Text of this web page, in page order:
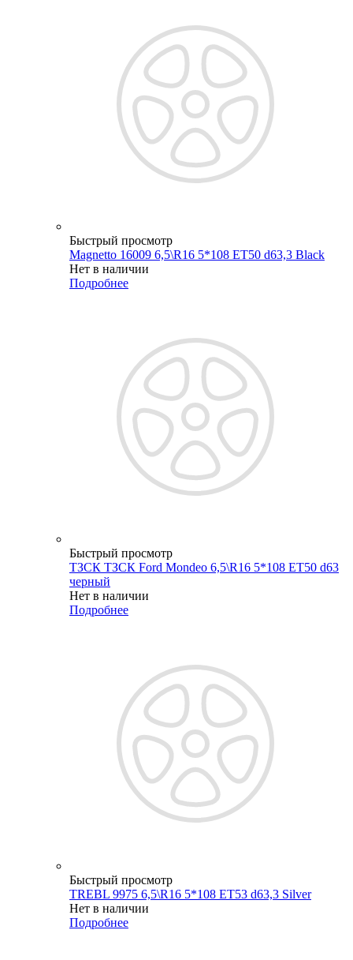
Быстрый просмотр
Magnetto 16009 6,5\R16 5*108 ET50 d63,3 Black
Нет в наличии
Подробнее
Быстрый просмотр
ТЗСК ТЗСК Ford Mondeo 6,5\R16 5*108 ET50 d63
черный
Нет в наличии
Подробнее
Быстрый просмотр
TREBL 9975 6,5\R16 5*108 ET53 d63,3 Silver
Нет в наличии
Подробнее